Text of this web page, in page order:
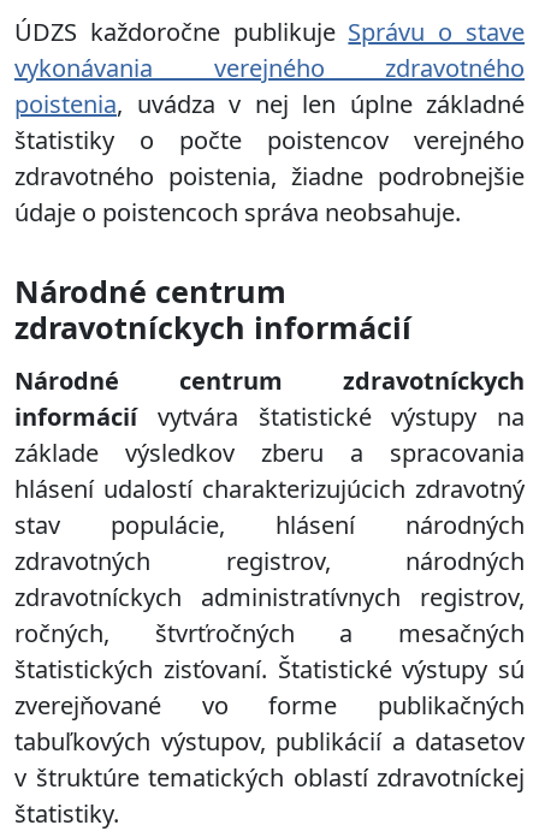
ÚDZS každoročne publikuje Správu o stave
vykonávania verejného zdravotného
poistenia, uvádza v nej len úplne základné
štatistiky o počte poistencov verejného
zdravotného poistenia, žiadne podrobnejšie
údaje o poistencoch správa neobsahuje.
Národné centrum
zdravotníckych informácií
Národné centrum zdravotníckych
informáciívytvára štatistické výstupy na
základe výsledkov zberu a spracovania
hlásení udalostí charakterizujúcich zdravotný
stav populácie, hlásení národných
zdravotných registrov, národných
zdravotníckych administratívnych registrov,
ročných, štvrťročných a mesačných
štatistických zisťovaní. Štatistické výstupy sú
zverejňované vo forme publikačných
tabuľkových výstupov, publikácií a datasetov
v štruktúre tematických oblastí zdravotníckej
štatistiky.